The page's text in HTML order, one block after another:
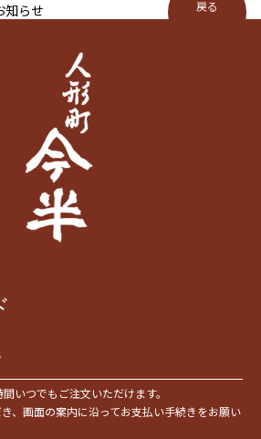
知らせ 戻る
いつでもご注文いただけます。
、画面の案内に沿ってお支払い手続きをお願い